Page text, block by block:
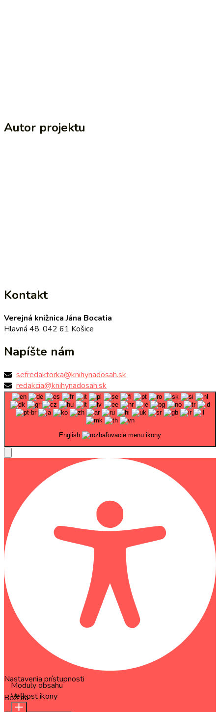
Autor projektu
Kontakt
Verejná knižnica Jána Bocatia
Hlavná 48, 042 61 Košice
Napíšte nám
sefredaktorka@knihynadosah.sk
redakcia@knihynadosah.sk
English
Nastavenia prístupnosti
Beží naOneTap
Moduly obsahu
Veľkosť ikony